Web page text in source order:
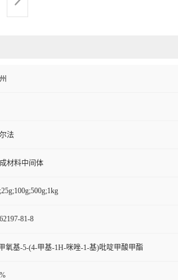
法
材料中间体
81-8
氧基-5-(4-甲基-1H-咪唑-1-基)吡啶甲酸甲酯